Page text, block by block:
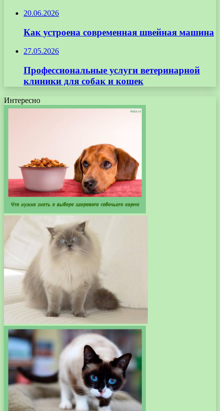
20.06.2026
Как устроена современная швейная машина
27.05.2026
Профессиональные услуги ветеринарной
клиники для собак и кошек
Интересно